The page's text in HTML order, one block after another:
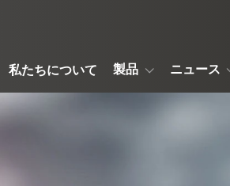
私たちについて 製品 ニュース